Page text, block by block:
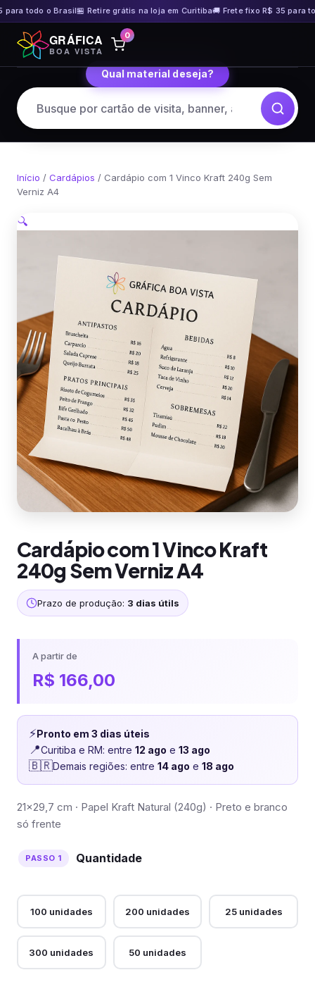
todo o Brasil🏪 Retire grátis na loja em Curitiba🚚 Frete fixo R$ 35 para
Pular
para
o
GRÁFICA
BOA VISTA
0
Qual material deseja?
Início / Cardápios / Cardápio com 1 Vinco Kraft 240g Sem
Verniz A4
🔍
Cardápio com 1 Vinco Kraft
240g Sem Verniz A4
Prazo de produção: 3 dias útils
A partir de
R$ 166,00
⚡Pronto em 3 dias úteis
📍Curitiba e RM: entre 12 ago e 13 ago
🇧🇷Demais regiões: entre 14 ago e 18 ago
21×29,7 cm · Papel Kraft Natural (240g) · Preto e branco
só frente
Quantidade
100 unidades 200 unidades 25 unidades
300 unidades 50 unidades